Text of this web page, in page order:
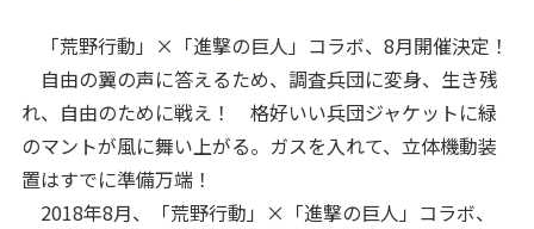
「荒野行動」×「進撃の巨人」コラボ、8月開催決定！
自由の翼の声に答えるため、調査兵団に変身、生き残
れ、自由のために戦え！ 格好いい兵団ジャケットに緑
のマントが風に舞い上がる。ガスを入れて、立体機動装
置はすでに準備万端！
2018年8月、「荒野行動」×「進撃の巨人」コラボ、